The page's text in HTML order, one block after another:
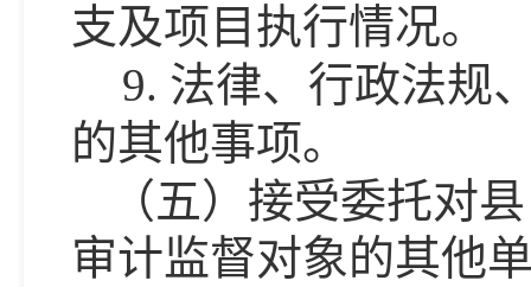
支及项目执行情况。
9. 法律、行政法规
的其他事项。
（五）接受委托对
审计监督对象的其他